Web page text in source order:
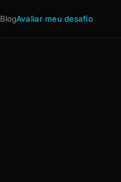
BlogAvaliar meu desafio